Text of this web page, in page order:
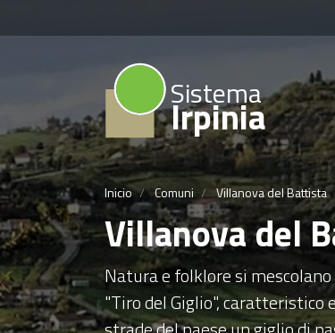
Sistema
Irpinia
Inicio Comuni Villanova del Battista
Villanova del
Natura e folklore si
"Tiro del Giglio", caratteristico